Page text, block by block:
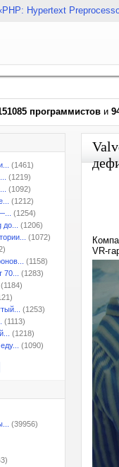
Hypertext
программистов и
(1461)
(1219)
(1092)
(1212)
(1254)
(1206)
(1072)
(1158)
(1283)
(1184)
(1253)
(1113)
(1218)
(1090)
(39956)
VR-